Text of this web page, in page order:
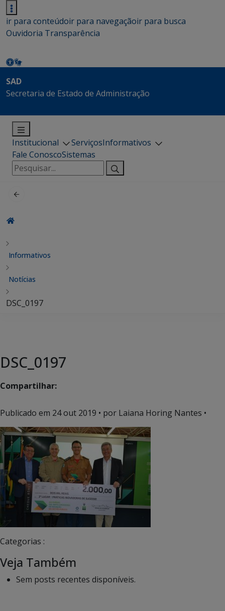
ir para conteúdoir para navegaçãoir para busca
Ouvidoria Transparência
SAD
Secretaria de Estado de Administração
Institucional ServiçosInformativos
Fale ConoscoSistemas
Pesquisar
por:
Informativos
Notícias
DSC_0197
DSC_0197
Compartilhar:
Publicado em 24 out 2019 • por Laiana Horing Nantes •
Categorias :
Veja Também
Sem posts recentes disponíveis.